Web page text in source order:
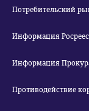
Потребительский
Информация
Информация
Противодействие